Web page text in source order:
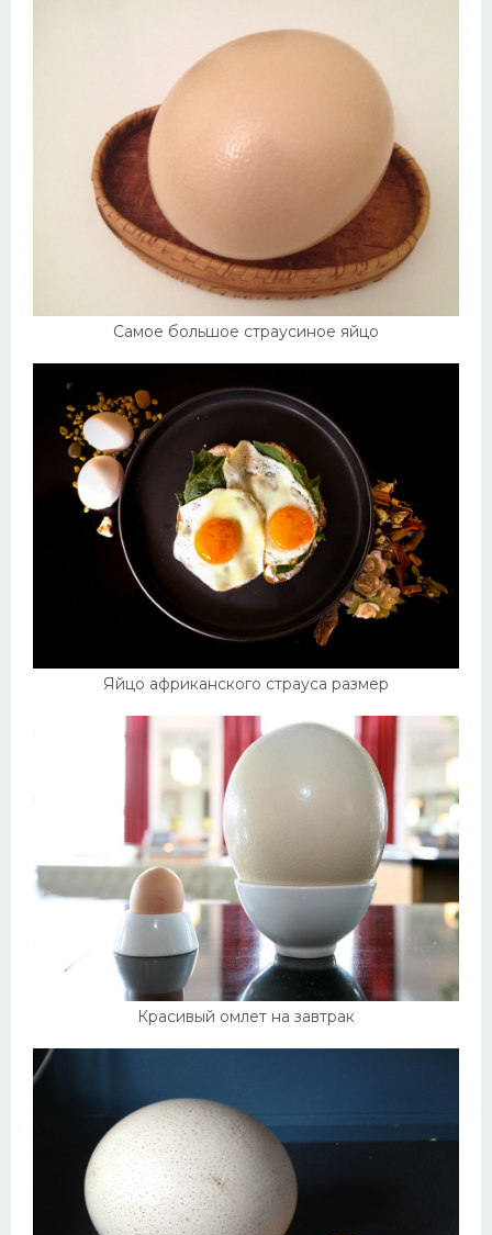
Самое большое страусиное яйцо
Яйцо африканского страуса размер
Красивый омлет на завтрак